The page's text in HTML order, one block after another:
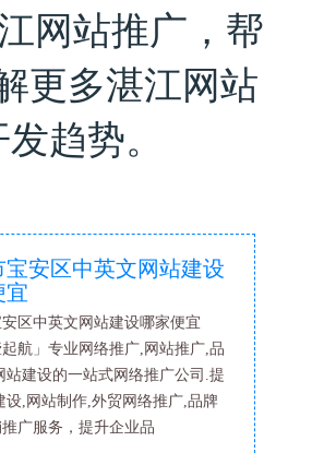
网站推广，帮
更多湛江网站
趋势。
宝安区中英文网站建设
宜
区中英文网站建设哪家便宜
起航」专业网络推广,网站推广,品
站建设的一站式网络推广公司.提
设,网站制作,外贸网络推广,品牌
广服务，提升企业品